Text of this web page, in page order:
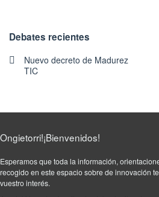
Debates recientes
Nuevo decreto de Madurez
TIC
Ongietorri!¡Bienvenidos!
Esperamos que toda la información,
recogido en este espacio sobre de innovación
vuestro interés.